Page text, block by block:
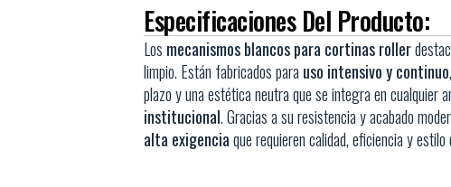
Especificaciones Del Producto:
Los mecanismos blancos para cortinas roller
limpio. Están fabricados para uso intensivo y continuo
plazo y una estética neutra que se integra en cualquier
institucional. Gracias a su resistencia y acabado
alta exigenciaque requieren calidad, eficiencia y estilo